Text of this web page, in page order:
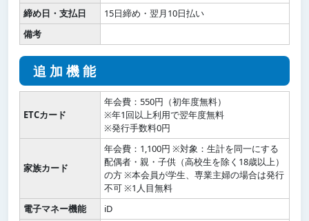
締め日・支払日
15日締め・翌月10日払い
備考
追加機能
ETCカード
年会費：550円（初年度無料）
※年1回以上利用で翌年度無料
※発行手数料0円
家族カード
年会費：1,100円 ※対象：生計を同一にする
配偶者・親・子供（高校生を除く18歳以上）
の方 ※本会員が学生、専業主婦の場合は発行
不可 ※1人目無料
電子マネー機能
iD